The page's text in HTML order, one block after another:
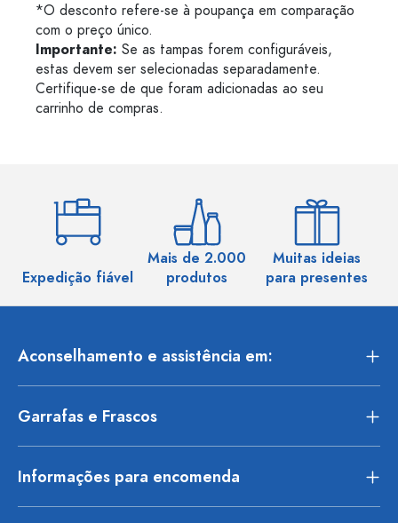
*O desconto refere-se à poupança em comparação
com o preço único.
Importante: Se as tampas forem configuráveis,
estas devem ser selecionadas separadamente.
Certifique-se de que foram adicionadas ao seu
carrinho de compras.
Expedição fiável
Mais de 2.000
produtos
Muitas ideias
para presentes
Aconselhamento e assistência em:
Garrafas e Frascos
Informações para encomenda